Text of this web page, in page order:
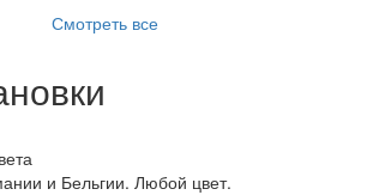
Смотреть все
и Бельгии. Любой цвет.